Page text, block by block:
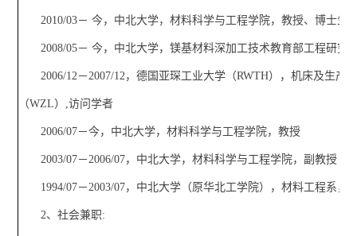
2010/03－ 今，中北大学，材料科学与工程学院，教授、博士生
2008/05－ 今，中北大学，镁基材料深加工技术教育部工程研究
2006/12－2007/12，德国亚琛工业大学（RWTH），机床及生产
（WZL）,访问学者
2006/07－今，中北大学，材料科学与工程学院，教授
2003/07－2006/07，中北大学，材料科学与工程学院，副教授
1994/07－2003/07，中北大学（原华北工学院），材料工程系，
2、社会兼职: